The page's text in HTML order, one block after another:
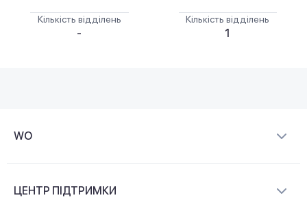
Кількість відділень
-
Кількість відділень
1
WO
ЦЕНТР ПІДТРИМКИ